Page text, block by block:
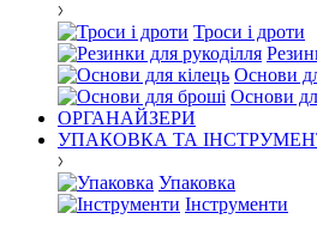
Троси і дроти
Основи
Основи
ОРГАНАЙЗЕРИ
УПАКОВКА ТА
Упаковка
Інструменти